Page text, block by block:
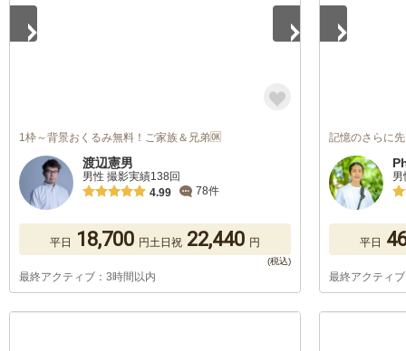
1枠～背景おくるみ無料！ご家族＆兄弟🆗
渡辺憲男
男性 撮影実績138回
4.99
78件
平日 18,700 円土日祝 22,440 円
最終アクティブ：3時間以内
記憶のさらに
平日
最終アクティ